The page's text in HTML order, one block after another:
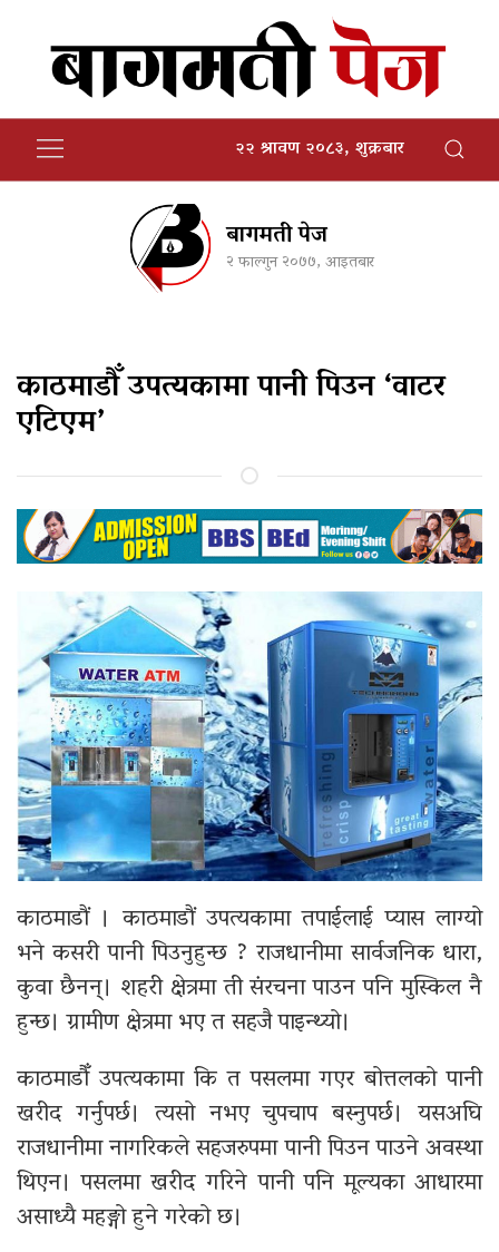
२२ श्रावण २०८३, शुक्रबार
बागमती पेज
२ फाल्गुन २०७७, आइतबार
काठमाडौँ उपत्यकामा पानी पिउन ‘वाटर
एटिएम’
काठमाडौं । काठमाडौं उपत्यकामा तपाईलाई प्यास लाग्यो
भने कसरी पानी पिउनुहुन्छ ? राजधानीमा सार्वजनिक धारा,
कुवा छैनन्। शहरी क्षेत्रमा ती संरचना पाउन पनि मुस्किल नै
हुन्छ। ग्रामीण क्षेत्रमा भए त सहजै पाइन्थ्यो।
काठमाडौँ उपत्यकामा कि त पसलमा गएर बोत्तलको पानी
खरीद गर्नुपर्छ। त्यसो नभए चुपचाप बस्नुपर्छ। यसअघि
राजधानीमा नागरिकले सहजरुपमा पानी पिउन पाउने अवस्था
थिएन। पसलमा खरीद गरिने पानी पनि मूल्यका आधारमा
असाध्यै महङ्गो हुने गरेको छ।